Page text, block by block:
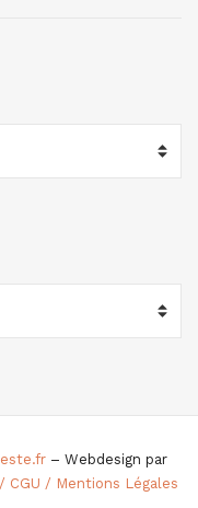
– Webdesign par
/ Mentions Légales